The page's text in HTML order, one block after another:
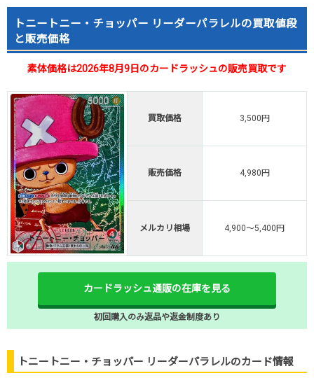
トニートニー・チョッパー リーダーパラレルの買取値段
と販売価格
素体価格は2026年8月9日のカードラッシュの販売買取です
買取価格 3,500円
販売価格 4,980円
メルカリ相場 4,900～5,400円
カードラッシュ通販の在庫を見る
初回購入のみ返品や返金制度あり
トニートニー・チョッパー リーダーパラレルのカード情報